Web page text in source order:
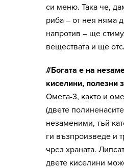
си меню. Така че,
риба – от нея няма
напротив – ще
веществата и ще
#Богата е на
киселини, полезни
Омега-3, както и
(двете
незаменими, тъй
ги възпроизведе и
чрез храната.
двете киселини